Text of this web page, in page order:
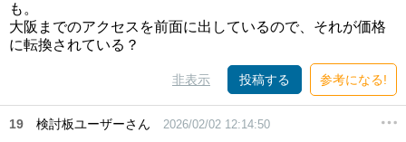
も。
大阪までのアクセスを前面に出しているので、それが価格
に転換されている？
非表示 投稿する 参考になる!
19 検討板ユーザーさん 2026/02/02 12:14:50